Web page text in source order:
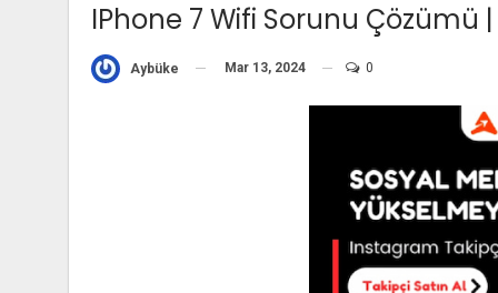
IPhone 7 Wifi Sorunu Çözümü
Aybüke Mar 13, 2024 0